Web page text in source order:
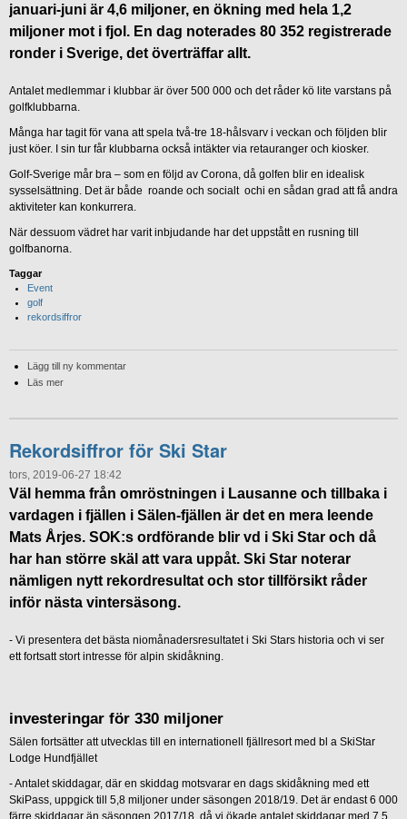
januari-juni är 4,6 miljoner, en ökning med hela 1,2
miljoner mot i fjol. En dag noterades 80 352 registrerade
ronder i Sverige, det överträffar allt.
Antalet medlemmar i klubbar är över 500 000 och det råder kö lite varstans på
golfklubbarna.
Många har tagit för vana att spela två-tre 18-hålsvarv i veckan och följden blir
just köer. I sin tur får klubbarna också intäkter via retauranger och kiosker.
Golf-Sverige mår bra – som en följd av Corona, då golfen blir en idealisk
sysselsättning. Det är både roande och socialt ochi en sådan grad att få andra
aktiviteter kan konkurrera.
När dessuom vädret har varit inbjudande har det uppstått en rusning till
golfbanorna.
Taggar
Event
golf
rekordsiffror
Lägg till ny kommentar
Läs mer
Rekordsiffror för Ski Star
tors, 2019-06-27 18:42
Väl hemma från omröstningen i Lausanne och tillbaka i
vardagen i fjällen i Sälen-fjällen är det en mera leende
Mats Årjes. SOK:s ordförande blir vd i Ski Star och då
har han större skäl att vara uppåt. Ski Star noterar
nämligen nytt rekordresultat och stor tillförsikt råder
inför nästa vintersäsong.
- Vi presentera det bästa niomånadersresultatet i Ski Stars historia och vi ser
ett fortsatt stort intresse för alpin skidåkning.
investeringar för 330 miljoner
Sälen fortsätter att utvecklas till en internationell fjällresort med bl a SkiStar
Lodge Hundfjället
- Antalet skiddagar, där en skiddag motsvarar en dags skidåkning med ett
SkiPass, uppgick till 5,8 miljoner under säsongen 2018/19. Det är endast 6 000